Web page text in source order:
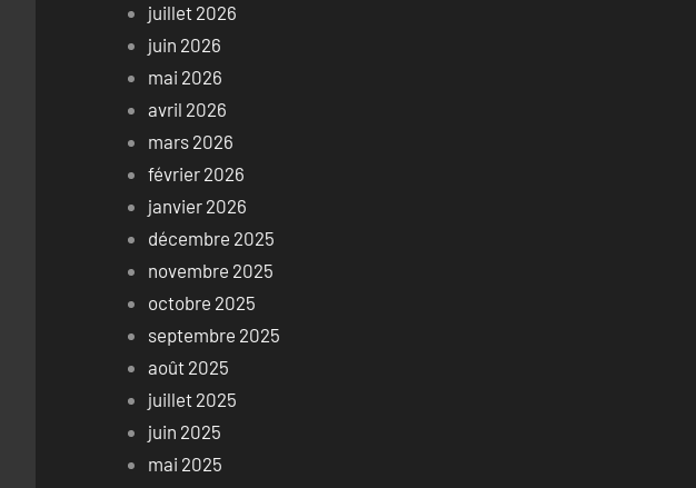
juillet 2026
juin 2026
mai 2026
avril 2026
mars 2026
février 2026
janvier 2026
décembre 2025
novembre 2025
octobre 2025
septembre 2025
août 2025
juillet 2025
juin 2025
mai 2025